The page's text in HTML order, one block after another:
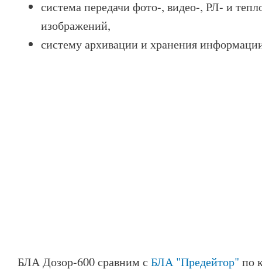
система передачи фото-, видео-, РЛ- и
изображений,
систему архивации и хранения
БЛА Дозор-600 сравним с БЛА "Предейтор" по